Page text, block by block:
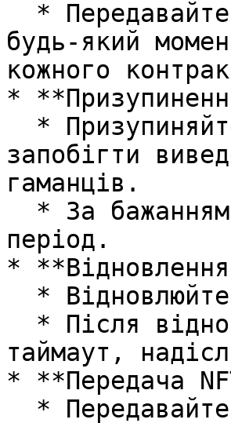
будь-який
кожного
*
запобігти
гаманців.
період.
*
таймаут,
* **Передача